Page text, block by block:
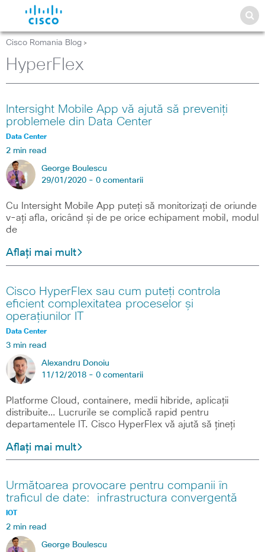
Cisco Romania Blog >
HyperFlex
Intersight Mobile App vă ajută să preveniți
problemele din Data Center
Data Center
2 min read
George Boulescu
29/01/2020 - 0 comentarii
Cu Intersight Mobile App puteți să monitorizați de oriunde
v-ați afla, oricând și de pe orice echipament mobil, modul
de
Aflați mai mult
Cisco HyperFlex sau cum puteți controla
eficient complexitatea proceselor și
operațiunilor IT
Data Center
3 min read
Alexandru Donoiu
11/12/2018 - 0 comentarii
Platforme Cloud, containere, medii hibride, aplicații
distribuite… Lucrurile se complică rapid pentru
departamentele IT. Cisco HyperFlex vă ajută să țineți
Aflați mai mult
Următoarea provocare pentru companii în
traficul de date: infrastructura convergentă
IOT
2 min read
George Boulescu